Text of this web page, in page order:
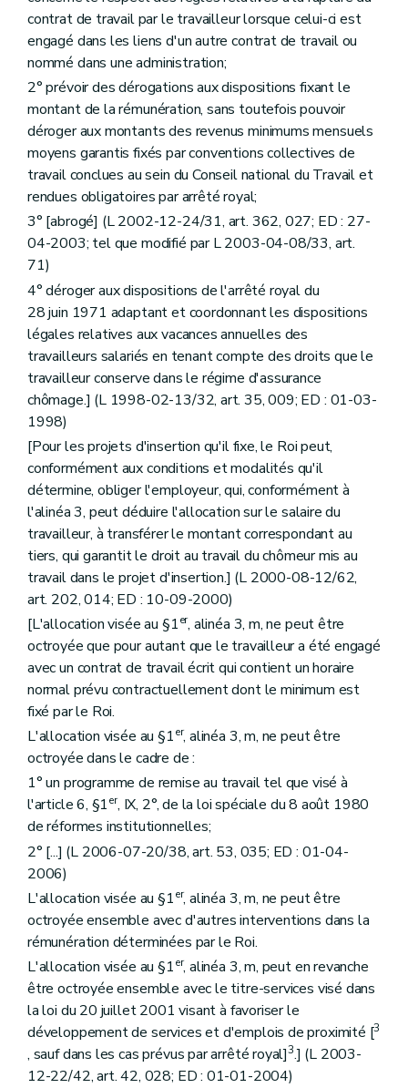
contrat de travail par le travailleur lorsque celui-ci est
engagé dans les liens d'un autre contrat de travail ou
nommé dans une administration;
2° prévoir des dérogations aux dispositions fixant le
montant de la rémunération, sans toutefois pouvoir
déroger aux montants des revenus minimums mensuels
moyens garantis fixés par conventions collectives de
travail conclues au sein du Conseil national du Travail et
rendues obligatoires par arrêté royal;
3° [abrogé] (L 2002-12-24/31, art. 362, 027; ED : 27-
04-2003; tel que modifié par L 2003-04-08/33, art.
71)
4° déroger aux dispositions de l'arrêté royal du
28 juin 1971 adaptant et coordonnant les dispositions
légales relatives aux vacances annuelles des
travailleurs salariés en tenant compte des droits que le
travailleur conserve dans le régime d'assurance
chômage.] (L 1998-02-13/32, art. 35, 009; ED : 01-03-
1998)
[Pour les projets d'insertion qu'il fixe, le Roi peut,
conformément aux conditions et modalités qu'il
détermine, obliger l'employeur, qui, conformément à
l'alinéa 3, peut déduire l'allocation sur le salaire du
travailleur, à transférer le montant correspondant au
tiers, qui garantit le droit au travail du chômeur mis au
travail dans le projet d'insertion.] (L 2000-08-12/62,
art. 202, 014; ED : 10-09-2000)
[L'allocation visée au §1er, alinéa 3, m, ne peut être
octroyée que pour autant que le travailleur a été engagé
avec un contrat de travail écrit qui contient un horaire
normal prévu contractuellement dont le minimum est
fixé par le Roi.
L'allocation visée au §1er, alinéa 3, m, ne peut être
octroyée dans le cadre de :
1° un programme de remise au travail tel que visé à
l'article 6, §1er, IX, 2°, de la loi spéciale du 8 août 1980
de réformes institutionnelles;
2° [...] (L 2006-07-20/38, art. 53, 035; ED : 01-04-
2006)
L'allocation visée au §1er, alinéa 3, m, ne peut être
octroyée ensemble avec d'autres interventions dans la
rémunération déterminées par le Roi.
L'allocation visée au §1er, alinéa 3, m, peut en revanche
être octroyée ensemble avec le titre-services visé dans
la loi du 20 juillet 2001 visant à favoriser le
développement de services et d'emplois de proximité [3
, sauf dans les cas prévus par arrêté royal]3.] (L 2003-
12-22/42, art. 42, 028; ED : 01-01-2004)